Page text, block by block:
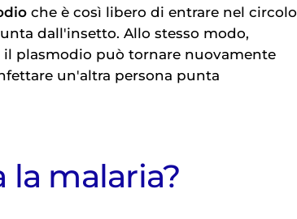
che è così libero di entrare nel circolo
dall'insetto. Allo stesso modo,
plasmodio può tornare nuovamente
un'altra persona punta
la malaria?